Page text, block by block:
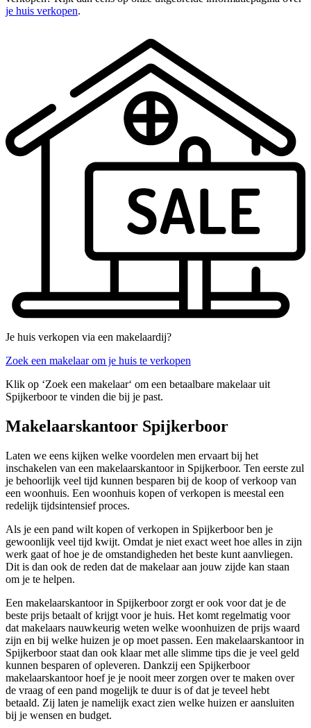
je huis verkopen.
Je huis verkopen via een makelaardij?
Zoek een makelaar om je huis te verkopen
Klik op ‘Zoek een makelaar‘ om een betaalbare makelaar uit
Spijkerboor te vinden die bij je past.
Makelaarskantoor Spijkerboor
Laten we eens kijken welke voordelen men ervaart bij het
inschakelen van een makelaarskantoor in Spijkerboor. Ten eerste zul
je behoorlijk veel tijd kunnen besparen bij de koop of verkoop van
een woonhuis. Een woonhuis kopen of verkopen is meestal een
redelijk tijdsintensief proces.
Als je een pand wilt kopen of verkopen in Spijkerboor ben je
gewoonlijk veel tijd kwijt. Omdat je niet exact weet hoe alles in zijn
werk gaat of hoe je de omstandigheden het beste kunt aanvliegen.
Dit is dan ook de reden dat de makelaar aan jouw zijde kan staan
om je te helpen.
Een makelaarskantoor in Spijkerboor zorgt er ook voor dat je de
beste prijs betaalt of krijgt voor je huis. Het komt regelmatig voor
dat makelaars nauwkeurig weten welke woonhuizen de prijs waard
zijn en bij welke huizen je op moet passen. Een makelaarskantoor in
Spijkerboor staat dan ook klaar met alle slimme tips die je veel geld
kunnen besparen of opleveren. Dankzij een Spijkerboor
makelaarskantoor hoef je je nooit meer zorgen over te maken over
de vraag of een pand mogelijk te duur is of dat je teveel hebt
betaald. Zij laten je namelijk exact zien welke huizen er aansluiten
bij je wensen en budget.